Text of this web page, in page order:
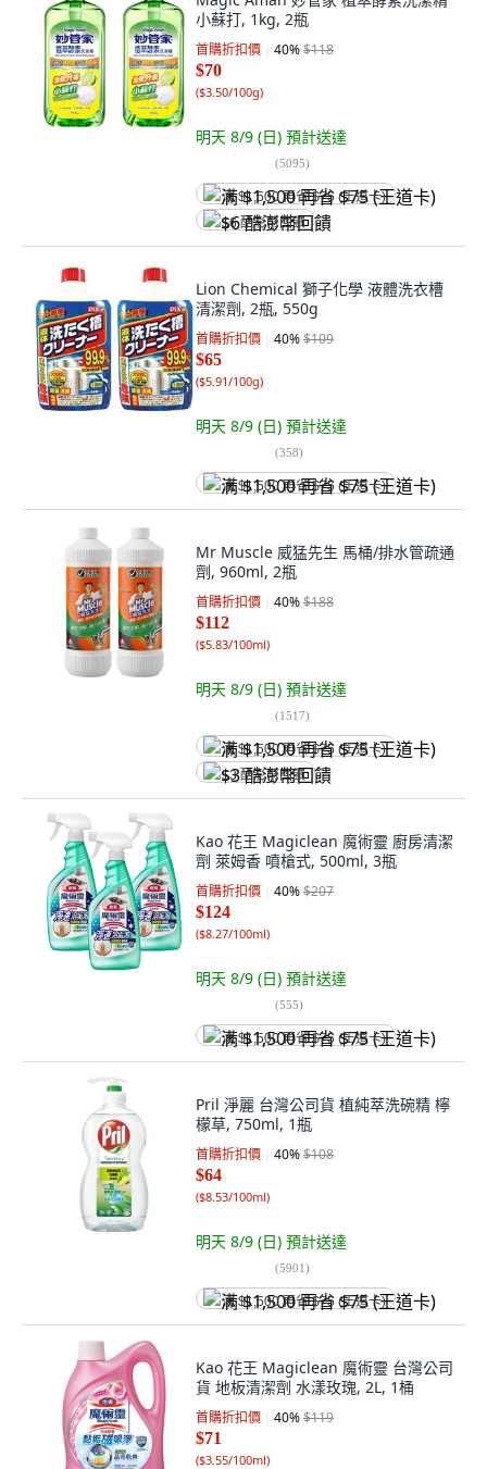
小蘇打, 1kg, 2瓶
首購折扣價 40%$118
$70
($3.50/100g)
明天 8/9 (日) 預計送達
(5095)
满 $1,500 再省 $75 (王道卡)
$6 酷澎幣回饋
Lion Chemical 獅子化學 液體洗衣槽
清潔劑, 2瓶, 550g
首購折扣價 40%$109
$65
($5.91/100g)
明天 8/9 (日) 預計送達
(358)
满 $1,500 再省 $75 (王道卡)
Mr Muscle 威猛先生 馬桶/排水管疏通
劑, 960ml, 2瓶
首購折扣價 40%$188
$112
($5.83/100ml)
明天 8/9 (日) 預計送達
(1517)
满 $1,500 再省 $75 (王道卡)
$3 酷澎幣回饋
Kao 花王 Magiclean 魔術靈 廚房清潔
劑 萊姆香 噴槍式, 500ml, 3瓶
首購折扣價 40%$207
$124
($8.27/100ml)
明天 8/9 (日) 預計送達
(555)
满 $1,500 再省 $75 (王道卡)
Pril 淨麗 台灣公司貨 植純萃洗碗精 檸
檬草, 750ml, 1瓶
首購折扣價 40%$108
$64
($8.53/100ml)
明天 8/9 (日) 預計送達
(5901)
满 $1,500 再省 $75 (王道卡)
Kao 花王 Magiclean 魔術靈 台灣公司
貨 地板清潔劑 水漾玫瑰, 2L, 1桶
首購折扣價 40%$119
$71
($3.55/100ml)